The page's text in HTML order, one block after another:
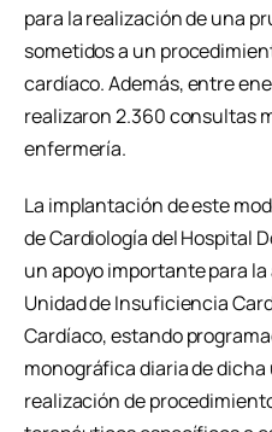
para la realización de una
sometidos a un
cardíaco. Además, entre
realizaron 2.360 consultas
enfermería.
La implantación de este
de Cardiología del Hospital
un apoyo importante para
Unidad de Insuficiencia
Cardíaco, estando
monográfica diaria de dicha
realización de